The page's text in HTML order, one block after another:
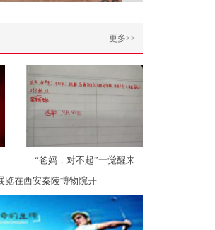
更多>>
“爸妈，对不起”一觉醒来
览在西安秦陵博物院开